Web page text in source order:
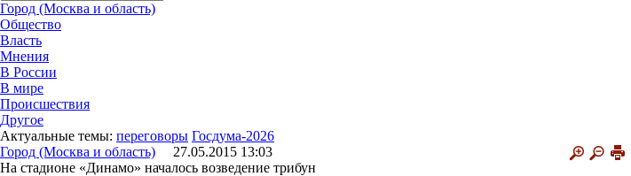
Город (Москва и область)
Общество
Власть
Мнения
В России
В мире
Происшествия
Другое
Актуальные темы: переговоры Госдума-2026
Город (Москва и область) 27.05.2015 13:03
На стадионе «Динамо» началось возведение трибун